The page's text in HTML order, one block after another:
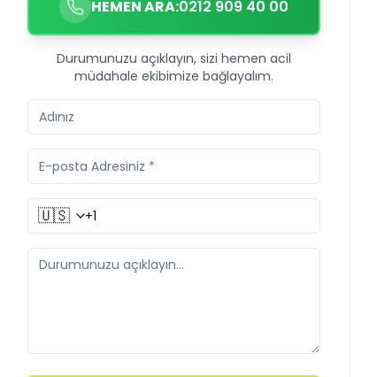
HEMEN ARA:0212 909 40 00
Durumunuzu açıklayın, sizi hemen acil
müdahale ekibimize bağlayalım.
🇺🇸